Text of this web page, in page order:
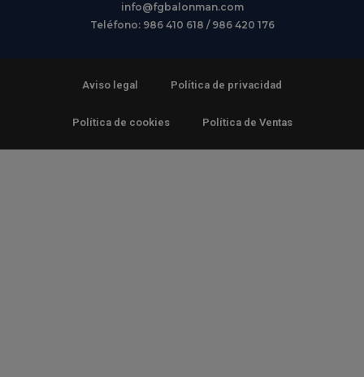
info@fgbalonman.com
Teléfono: 986 410 618 / 986 420 176
Aviso legal Política de privacidad
Política de cookies Política de Ventas